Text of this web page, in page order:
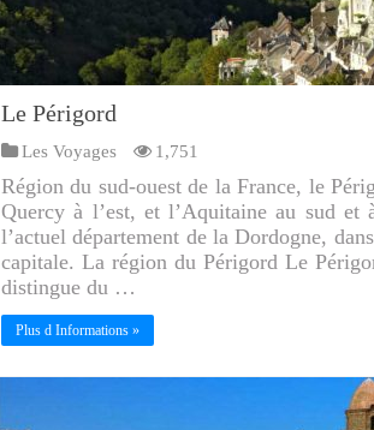
Le Périgord
Les Voyages 1,751
Région du sud-ouest de la France, le
Quercy à l’est, et l’Aquitaine au sud et
l’actuel département de la Dordogne,
capitale. La région du Périgord Le
distingue du …
Plus d Informations »